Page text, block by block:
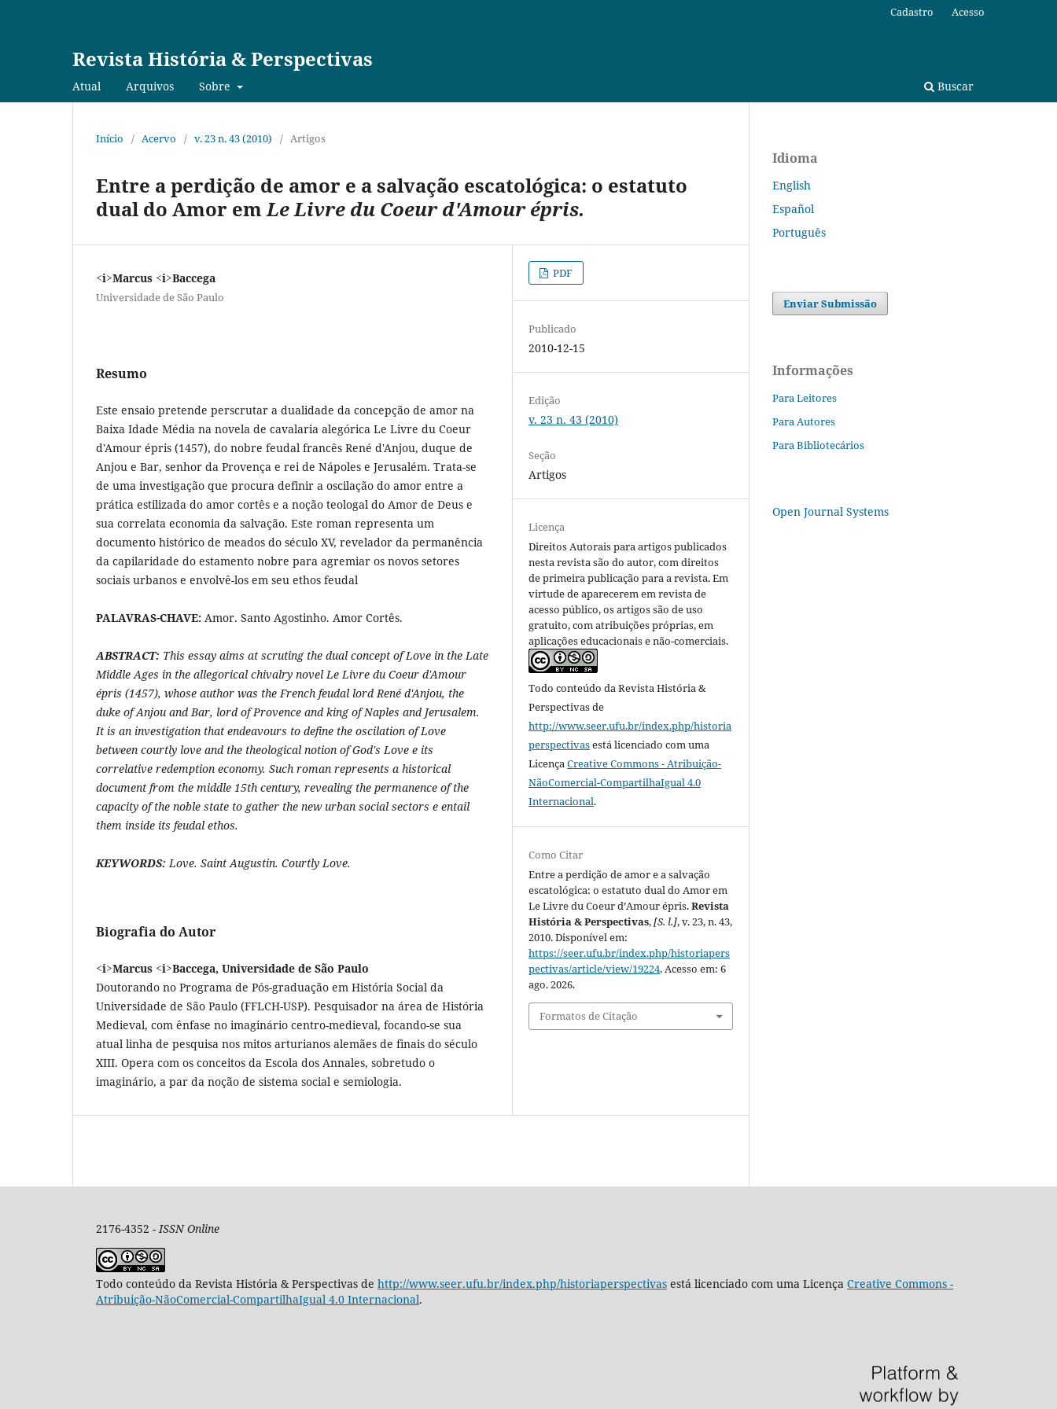
Revista História & Perspectivas
Atual Arquivos Sobre Buscar
Cadastro Acesso
Início / Acervo / v. 23 n. 43 (2010) / Artigos
Entre a perdição de amor e a salvação escatológica: o estatuto
dual do Amor emLe Livre du Coeur d'Amour épris.
<i>Marcus <i>Baccega
Universidade de São Paulo
Resumo
Este ensaio pretende perscrutar a dualidade da concepção de amor na
Baixa Idade Média na novela de cavalaria alegórica Le Livre du Coeur
d'Amour épris (1457), do nobre feudal francês René d'Anjou, duque de
Anjou e Bar, senhor da Provença e rei de Nápoles e Jerusalém. Trata-se
de uma investigação que procura definir a oscilação do amor entre a
prática estilizada do amor cortês e a noção teologal do Amor de Deus e
sua correlata economia da salvação. Este roman representa um
documento histórico de meados do século XV, revelador da permanência
da capilaridade do estamento nobre para agremiar os novos setores
sociais urbanos e envolvê-los em seu ethos feudal
PALAVRAS-CHAVE: Amor. Santo Agostinho. Amor Cortês.
ABSTRACT: This essay aims at scruting the dual concept of Love in the Late
Middle Ages in the allegorical chivalry novel Le Livre du Coeur d'Amour
épris (1457), whose author was the French feudal lord René d'Anjou, the
duke of Anjou and Bar, lord of Provence and king of Naples and Jerusalem.
It is an investigation that endeavours to define the oscilation of Love
between courtly love and the theological notion of God's Love e its
correlative redemption economy. Such roman represents a historical
document from the middle 15th century, revealing the permanence of the
capacity of the noble state to gather the new urban social sectors e entail
them inside its feudal ethos.
KEYWORDS:Love. Saint Augustin. Courtly Love.
Biografia do Autor
<i>Marcus <i>Baccega, Universidade de São Paulo
Doutorando no Programa de Pós-graduação em História Social da
Universidade de São Paulo (FFLCH-USP). Pesquisador na área de História
Medieval, com ênfase no imaginário centro-medieval, focando-se sua
atual linha de pesquisa nos mitos arturianos alemães de finais do século
XIII. Opera com os conceitos da Escola dos Annales, sobretudo o
imaginário, a par da noção de sistema social e semiologia.
PDF
Publicado
2010-12-15
Edição
v. 23 n. 43 (2010)
Seção
Artigos
Licença
Direitos Autorais para artigos publicados
nesta revista são do autor, com direitos
de primeira publicação para a revista. Em
virtude de aparecerem em revista de
acesso público, os artigos são de uso
gratuito, com atribuições próprias, em
aplicações educacionais e não-comerciais.
Todo conteúdo da Revista História &
Perspectivasde
http://www.seer.ufu.br/index.php/historia
perspectivasestá licenciado com uma
LicençaCreative Commons - Atribuição-
NãoComercial-CompartilhaIgual 4.0
Internacional.
Como Citar
Entre a perdição de amor e a salvação
escatológica: o estatuto dual do Amor em
Le Livre du Coeur d’Amour épris.Revista
História & Perspectivas,[S. l.], v. 23, n. 43,
2010. Disponível em:
https://seer.ufu.br/index.php/historiapers
pectivas/article/view/19224. Acesso em: 6
ago. 2026.
Formatos de Citação
Idioma
English
Español
Português
Enviar Submissão
Informações
Para Leitores
Para Autores
Para Bibliotecários
Open Journal Systems
2176-4352 -ISSN Online
Todo conteúdo da Revista História & Perspectivas de http://www.seer.ufu.br/index.php/historiaperspectivas está licenciado com uma Licença Creative Commons -
Atribuição-NãoComercial-CompartilhaIgual 4.0 Internacional.